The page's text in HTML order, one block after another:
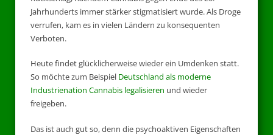
Jahrhunderts immer stärker stigmatisiert wurde. Als Droge
verrufen, kam es in vielen Ländern zu konsequenten
Verboten.
Heute findet glücklicherweise wieder ein Umdenken statt.
So möchte zum Beispiel Deutschland als moderne
Industrienation Cannabis legalisieren und wieder
freigeben.
Das ist auch gut so, denn die psychoaktiven Eigenschaften